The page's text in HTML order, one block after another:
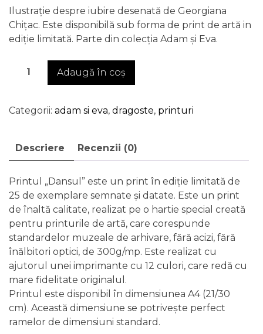
Ilustrație despre iubire desenată de Georgiana
Chițac. Este disponibilă sub forma de print de artă in
ediție limitată. Parte din colecția Adam și Eva.
Cantitate
EVA
de
artă
în
ediție
limitată
Adaugă în coș
Categorii: adam si eva, dragoste, printuri
Descriere Recenzii (0)
Printul „Dansul” este un print în ediție limitată de
25 de exemplare semnate și datate. Este un print
de înaltă calitate, realizat pe o hartie special creată
pentru printurile de artă, care corespunde
standardelor muzeale de arhivare, fără acizi, fără
înălbitori optici, de 300g/mp. Este realizat cu
ajutorul unei imprimante cu 12 culori, care redă cu
mare fidelitate originalul.
Printul este disponibil în dimensiunea A4 (21/30
cm). Această dimensiune se potrivește perfect
ramelor de dimensiuni standard.